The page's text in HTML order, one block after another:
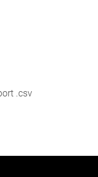
.csv